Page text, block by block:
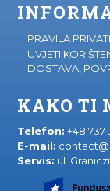
PRAVILA
UVJETI
DOSTAVA,
KAKO TI
Telefon: +48 737
E-mail:
Servis: ul.